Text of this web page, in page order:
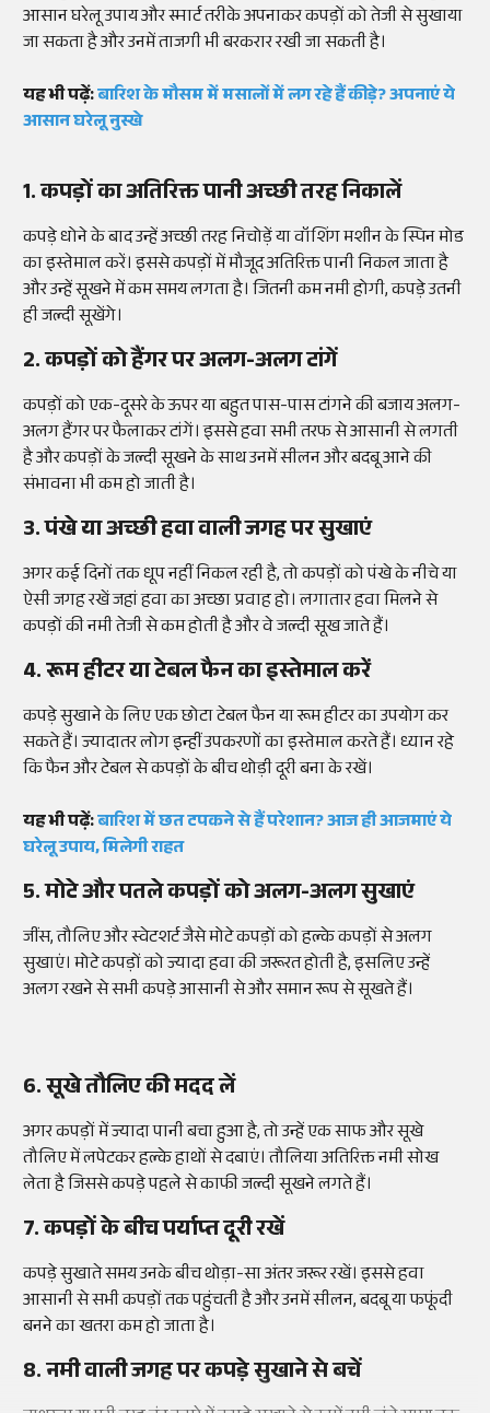
आसान घरेलू उपाय और स्मार्ट तरीके अपनाकर कपड़ों को तेजी से सुखाया
जा सकता है और उनमें ताजगी भी बरकरार रखी जा सकती है।
यह भी पढ़ें:बारिश के मौसम में मसालों में लग रहे हैं कीड़े? अपनाएं ये
आसान घरेलू नुस्खे
1. कपड़ों का अतिरिक्त पानी अच्छी तरह निकालें
कपड़े धोने के बाद उन्हें अच्छी तरह निचोड़ें या वॉशिंग मशीन के स्पिन मोड
का इस्तेमाल करें। इससे कपड़ों में मौजूद अतिरिक्त पानी निकल जाता है
और उन्हें सूखने में कम समय लगता है। जितनी कम नमी होगी, कपड़े उतनी
ही जल्दी सूखेंगे।
2. कपड़ों को हैंगर पर अलग-अलग टांगें
कपड़ों को एक-दूसरे के ऊपर या बहुत पास-पास टांगने की बजाय अलग-
अलग हैंगर पर फैलाकर टांगें। इससे हवा सभी तरफ से आसानी से लगती
है और कपड़ों के जल्दी सूखने के साथ उनमें सीलन और बदबू आने की
संभावना भी कम हो जाती है।
3. पंखे या अच्छी हवा वाली जगह पर सुखाएं
अगर कई दिनों तक धूप नहीं निकल रही है, तो कपड़ों को पंखे के नीचे या
ऐसी जगह रखें जहां हवा का अच्छा प्रवाह हो। लगातार हवा मिलने से
कपड़ों की नमी तेजी से कम होती है और वे जल्दी सूख जाते हैं।
4. रूम हीटर या टेबल फैन का इस्तेमाल करें
कपड़े सुखाने के लिए एक छोटा टेबल फैन या रूम हीटर का उपयोग कर
सकते हैं। ज्यादातर लोग इन्हीं उपकरणों का इस्तेमाल करते हैं। ध्यान रहे
कि फैन और टेबल से कपड़ों के बीच थोड़ी दूरी बना के रखें।
यह भी पढ़ें:बारिश में छत टपकने से हैं परेशान? आज ही आजमाएं ये
घरेलू उपाय, मिलेगी राहत
5. मोटे और पतले कपड़ों को अलग-अलग सुखाएं
जींस, तौलिए और स्वेटशर्ट जैसे मोटे कपड़ों को हल्के कपड़ों से अलग
सुखाएं। मोटे कपड़ों को ज्यादा हवा की जरूरत होती है, इसलिए उन्हें
अलग रखने से सभी कपड़े आसानी से और समान रूप से सूखते हैं।
6. सूखे तौलिए की मदद लें
अगर कपड़ों में ज्यादा पानी बचा हुआ है, तो उन्हें एक साफ और सूखे
तौलिए में लपेटकर हल्के हाथों से दबाएं। तौलिया अतिरिक्त नमी सोख
लेता है जिससे कपड़े पहले से काफी जल्दी सूखने लगते हैं।
7. कपड़ों के बीच पर्याप्त दूरी रखें
कपड़े सुखाते समय उनके बीच थोड़ा-सा अंतर जरूर रखें। इससे हवा
आसानी से सभी कपड़ों तक पहुंचती है और उनमें सीलन, बदबू या फफूंदी
बनने का खतरा कम हो जाता है।
8. नमी वाली जगह पर कपड़े सुखाने से बचें